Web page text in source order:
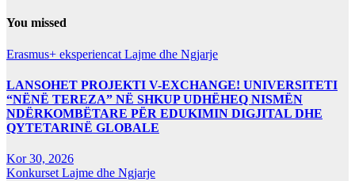
You missed
Erasmus+ eksperiencat Lajme dhe Ngjarje
LANSOHET PROJEKTI V-EXCHANGE! UNIVERSITETI
“NËNË TEREZA” NË SHKUP UDHËHEQ NISMËN
NDËRKOMBËTARE PËR EDUKIMIN DIGJITAL DHE
QYTETARINË GLOBALE
Kor 30, 2026
Konkurset Lajme dhe Ngjarje